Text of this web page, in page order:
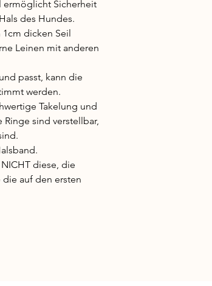
ermöglicht Sicherheit
des Hundes.
dicken Seil
Leinen mit anderen
passt, kann die
werden.
Takelung und
sind verstellbar,
diese, die
auf den ersten